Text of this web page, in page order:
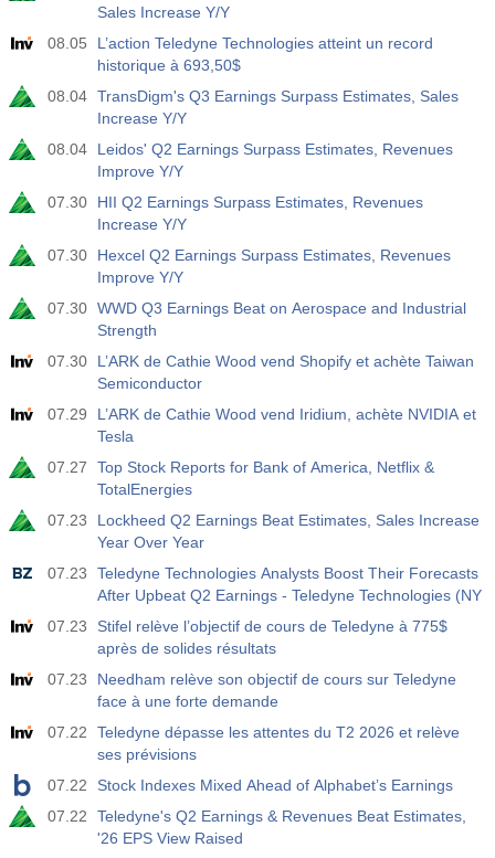
USD
Masses Salariales Privées Non-Agricoles
Act
30 K
Fcst
40 K
Prev
USD
Taux de Chômage U6
Act
7.9%
Fcst
Prev
USD
Baker Hughes Nombre de plates-formes pétrolières
Act
Fcst
Prev
Baker Hughes Nombre total de plates-formes aux
États-Unis
19:00
Crédit à la consommation de la Réserve Fédérale
m/m
$​11.44 B
$​-0.18 B
19:30
USD
Positions nettes non commerciales de CFTC Gold
182.1 K
19:30
USD
Positions nettes non commerciales du pétrole brut
CFTC
Act
Fcst
Prev
19:30
commerciales
Fcst
Sales Increase Y/Y
08.05
L’action Teledyne Technologies atteint un record
historique à 693,50$
08.04 TransDigm's Q3 Earnings Surpass Estimates, Sales
Increase Y/Y
08.04
Leidos' Q2 Earnings Surpass Estimates, Revenues
Improve Y/Y
07.30
HII Q2 Earnings Surpass Estimates, Revenues
Increase Y/Y
07.30
Hexcel Q2 Earnings Surpass Estimates, Revenues
Improve Y/Y
07.30 WWD Q3 Earnings Beat on Aerospace and Industrial
Strength
07.30
L’ARK de Cathie Wood vend Shopify et achète Taiwan
Semiconductor
07.29
L’ARK de Cathie Wood vend Iridium, achète NVIDIA et
Tesla
07.27
Top Stock Reports for Bank of America, Netflix &
TotalEnergies
07.23
Lockheed Q2 Earnings Beat Estimates, Sales Increase
Year Over Year
07.23
Teledyne Technologies Analysts Boost Their Forecasts
After Upbeat Q2 Earnings - Teledyne Technologies (NY
07.23
Stifel relève l’objectif de cours de Teledyne à 775$
après de solides résultats
07.23
Needham relève son objectif de cours sur Teledyne
face à une forte demande
07.22
Teledyne dépasse les attentes du T2 2026 et relève
ses prévisions
07.22
Stock Indexes Mixed Ahead of Alphabet’s Earnings
07.22
Teledyne's Q2 Earnings & Revenues Beat Estimates,
'26 EPS View Raised